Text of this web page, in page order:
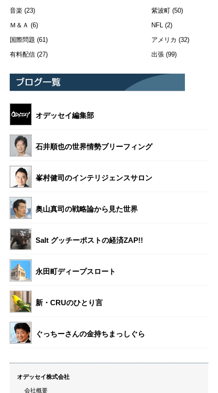
音楽 (23)
Ｍ＆Ａ (6)
国際問題 (61)
有料配信 (27)
紫波町 (50)
NFL (2)
アメリカ (32)
出張 (99)
オデッセイ編集部
石井順也の世界情勢ブリーフィング
峯村健司のインテリジェンスサロン
奥山真司の戦略論から見た世界
Salt グッチーポストの経済ZAP!!
永田町ディープスロート
新・CRUのひとり言
ぐっちーさんの金持ちまっしぐら
オデッセイ株式会社
会社概要